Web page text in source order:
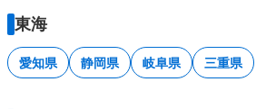
東海
愛知県 静岡県 岐阜県 三重県